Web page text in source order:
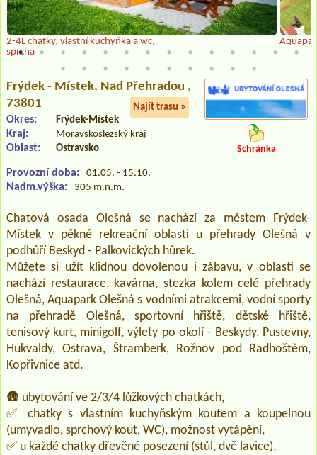
2-4L chatky, vlastní kuchyňka a wc,
sprcha
Frýdek - Místek, Nad Přehradou ,
73801
Najít trasu »
Okres: Frýdek-Místek
Kraj: Moravskoslezský kraj
Oblast: Ostravsko
Provozní doba: 01.05. - 15.10.
Nadm.výška: 305 m.n.m.
Schránka
Chatová osada Olešná se nachází za městem Frýdek-
Místek v pěkné rekreační oblasti u přehrady Olešná v
podhůří Beskyd - Palkovických hůrek.
Můžete si užít klidnou dovolenou i zábavu, v oblasti se
nachází restaurace, kavárna, stezka kolem celé přehrady
Olešná, Aquapark Olešná s vodními atrakcemi, vodní sporty
na přehradě Olešná, sportovní hřiště, dětské hřiště,
tenisový kurt, minigolf, výlety po okolí - Beskydy, Pustevny,
Hukvaldy, Ostrava, Štramberk, Rožnov pod Radhoštěm,
Kopřivnice atd.
🛖 ubytování ve 2/3/4 lůžkových chatkách,
✅ chatky s vlastním kuchyňským koutem a koupelnou
(umyvadlo, sprchový kout, WC), možnost vytápění,
✅ u každé chatky dřevěné posezení (stůl, dvě lavice),